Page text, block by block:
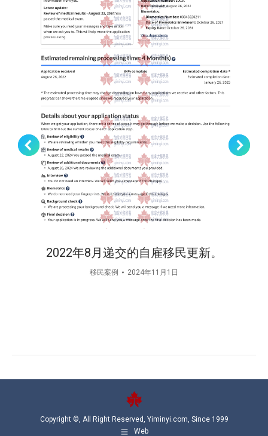
2022年8月递交的自雇移民更新。
移民案例 2024年11月1日
Copyright ©, All Right Reserved, Yiminyi.com, Since 1999
Web